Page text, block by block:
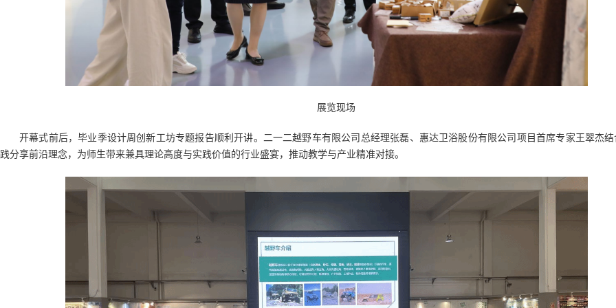
展览现场
开幕式前后，毕业季设计周创新工坊专题报告顺利开讲。二一二越野车有限公司总经理张磊、惠达卫浴股份有限公司项目首席专家王翠杰
践分享前沿理念，为师生带来兼具理论高度与实践价值的行业盛宴，推动教学与产业精准对接。